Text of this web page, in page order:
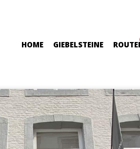
HOME GIEBELSTEINE